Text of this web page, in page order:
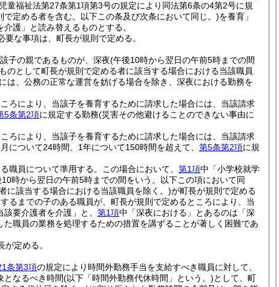
童福祉法第27条第1項第3号の規定により同法第6条の4第2号に規
定める者を含む。以下この条及び次条において同じ。)を養育」
護」と読み替えるものとする。
な事項は、町長が規則で定める。
子の親であるものが、深夜(午後10時から翌日の午前5時までの間
のとして町長が規則で定める者に該当する場合における当該職員
、公務の正常な運営を妨げる場合を除き、深夜における勤務を
ろにより、当該子を養育するために請求した場合には、当該請求
5条第2項に規定する勤務(災害その他避けることのできない事由に
ろにより、当該子を養育するために請求した場合には、当該請求
について24時間、1年について150時間を超えて、 第5条第2項に規
職員について準用する。 この場合において、 第1項中「小学校就学
時から翌日の午前5時までの間をいう。以下この項において同
に該当する場合における当該職員を除く。)が町長が規則で定める
るまでの子のある職員が、町長が規則で定めるところにより、当
要介護者を介護」と、 第1項中「深夜における」とあるのは「深
た職員の業務を処理するための措置を講ずることが著しく困難であ
定める。
条第3項の規定により時間外勤務手当を支給すべき職員に対して、
となるべき時間(以下「時間外勤務代休時間」という。)として、町